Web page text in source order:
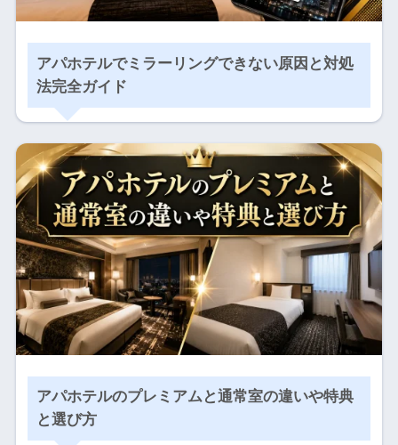
アパホテルでミラーリングできない原因と対処
法完全ガイド
アパホテルのプレミアムと通常室の違いや特典
と選び方